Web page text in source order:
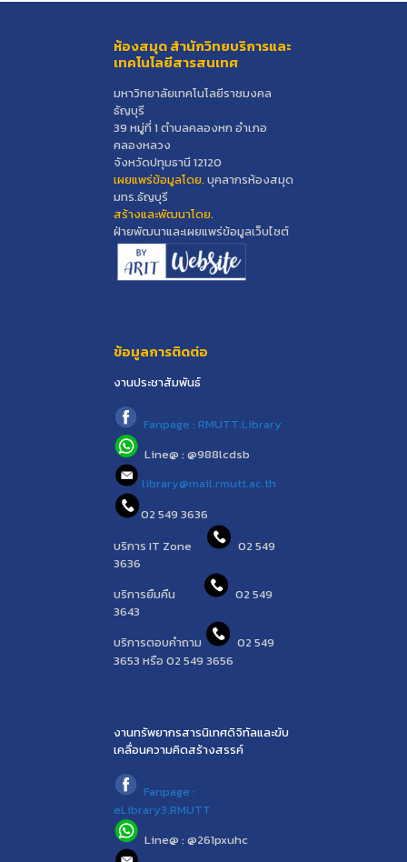
ห้องสมุด สำนักวิทยบริการและ
เทคโนโลยีสารสนเทศ
มหาวิทยาลัยเทคโนโลยีราชมงคล
ธัญบุรี
39 หมู่ที่ 1 ตำบลคลองหก อำเภอ
คลองหลวง
จังหวัดปทุมธานี 12120
เผยแพร่ข้อมูลโดย.บุคลากรห้องสมุด
มทร.ธัญบุรี
สร้างและพัฒนาโดย.
ฝ่ายพัฒนาและเผยแพร่ข้อมูลเว็บไซต์
ข้อมูลการติดต่อ
งานประชาสัมพันธ์
Fanpage : RMUTT.Library
Line@ : @988lcdsb
library@mail.rmutt.ac.th
02 549 3636
บริการ IT Zone
02 549
3636
บริการยืมคืน
02 549
3643
บริการตอบคำถาม
02 549
3653 หรือ 02 549 3656
งานทรัพยากรสารนิเทศดิจิทัลและขับ
เคลื่อนความคิดสร้างสรรค์
Fanpage :
eLibrary3.RMUTT
Line@ : @261pxuhc